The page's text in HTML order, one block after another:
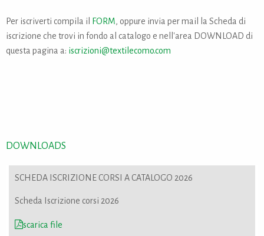
Per iscriverti compila il FORM, oppure invia per mail la Scheda di
iscrizione che trovi in fondo al catalogo e nell'area DOWNLOAD di
questa pagina a: iscrizioni@textilecomo.com
DOWNLOADS
SCHEDA ISCRIZIONE CORSI A CATALOGO 2026
Scheda Iscrizione corsi 2026
scarica file